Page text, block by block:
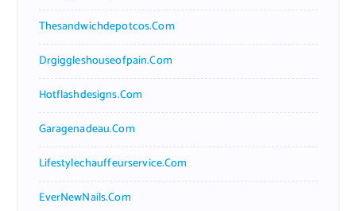
Thesandwichdepotcos.com
Drgiggleshouseofpain.com
Hotflashdesigns.com
Garagenadeau.com
Lifestylechauffeurservice.com
EverNewNails.com